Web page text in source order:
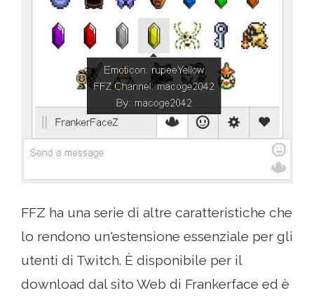
FFZ ha una serie di altre caratteristiche che
lo rendono un'estensione essenziale per gli
utenti di Twitch. È disponibile per il
download dal sito Web di Frankerface ed è